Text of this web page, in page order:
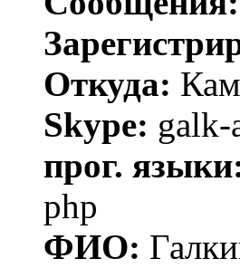
Откуда:
Skype: galk-
прог.
php
ФИО: